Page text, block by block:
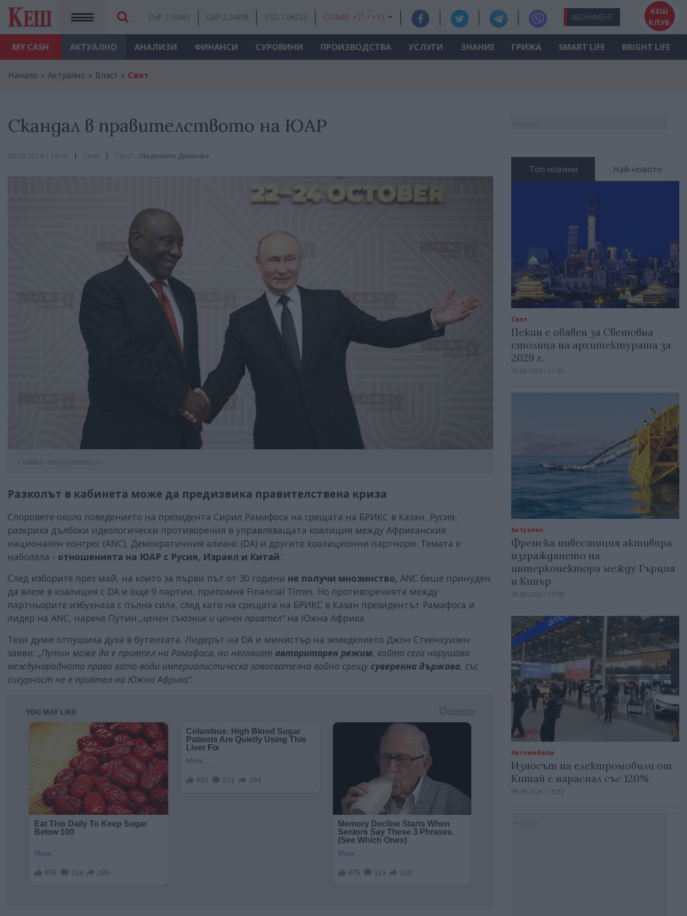
MY CASH
CHF 2.10463 GBP 2.24498 USD 1.66723 СОФИЯ: +21 / +33 АБОНАМЕНТ
КЕШ
КЛУБ
АКТУАЛНО АНАЛИЗИ ФИНАНСИ СУРОВИНИ ПРОИЗВОДСТВА УСЛУГИ ЗНАНИЕ ГРИЖА SMART LIFE BRIGHT LIFE
Начало Актуално Власт Свят
Скандал в правителството на ЮАР
30.10.2024 / 14:00 Свят Текст: Людмила Димова
Снимка: moscowtimes.ru
Разколът в кабинета може да предизвика правителствена криза
Споровете около поведението на президента Сирил Рамафоса на срещата на БРИКС в Казан, Русия,
разкриха дълбоки идеологически противоречия в управляващата коалиция между Африканския
национален конгрес (ANC), Демократичния алианс (DA) и другите коалиционни партнори. Темата е
наболяла - отношенията на ЮАР с Русия, Израел и Китай.
След изборите през май, на които за първи път от 30 години не получи мнозинство, ANC беше принуден
да влезе в коалиция с DA и още 9 партии, припомня Financial Times. Но противоречията между
партньорите избухнаха с пълна сила, след като на срещата на БРИКС в Казан президентът Рамафоса и
лидер на ANC, нарече Путин „ценен съюзник и ценен приятел“ на Южна Африка.
Тези думи отпушиха духа в бутилката. Лидерът на DA и министър на земеделието Джон Стеенхуизен
заяви: „Путин може да е приятел на Рамафоса, но неговият авторитарен режим, който сега нарушава
международното право като води империалистическа завоевателна война срещу суверенна държава, със
сигурност не е приятел на Южна Африка”.
Топ новини Най-новото
Свят
Пекин е обявен за Световна
столица на архитектурата за
2029 г.
06.08.2026 / 17:30
Актуално
Френска инвестиция активира
изграждането на
интерконектора между Гърция
и Кипър
06.08.2026 / 17:06
Автомобили
Износът на електромобили от
Китай е нараснал със 120%
06.08.2026 / 16:30